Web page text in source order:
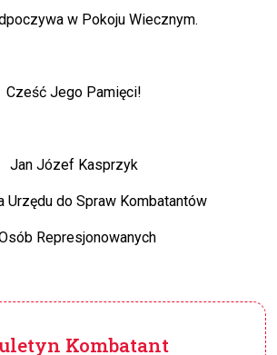
w Pokoju Wiecznym.
Cześć Jego Pamięci!
Jan Józef Kasprzyk
Urzędu do Spraw Kombatantów
Represjonowanych
Kombatant